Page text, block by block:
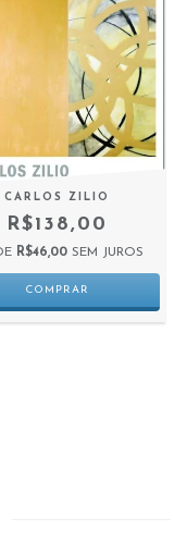
CARLOS ZILIO
R$138,00
R$46,00 SEM JUROS